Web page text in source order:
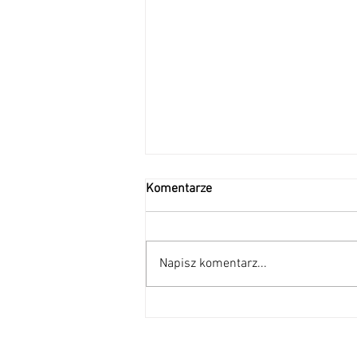
Komentarze
Napisz komentarz...